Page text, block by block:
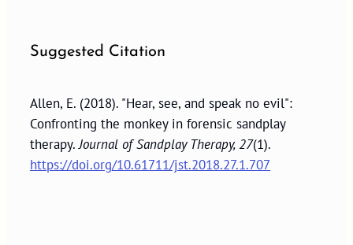
Suggested Citation
Allen, E. (2018). "Hear, see, and speak no evil":
Confronting the monkey in forensic sandplay
therapy.Journal of Sandplay Therapy, 27(1).
https://doi.org/10.61711/jst.2018.27.1.707